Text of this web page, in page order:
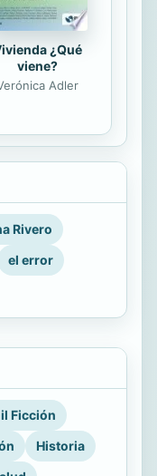
¿Qué
viene?
Adler
Rivero
el error
Ficción
Historia